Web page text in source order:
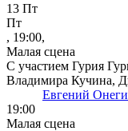
13 Пт
Пт
, 19:00,
Малая сцена
С участием Гурия
Владимира Кучина,
Евгений
19:00
Малая сцена